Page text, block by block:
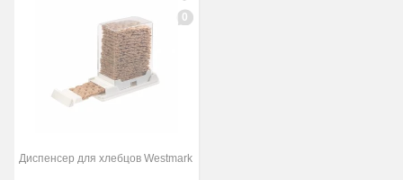
0
Диспенсер для хлебцов Westmark